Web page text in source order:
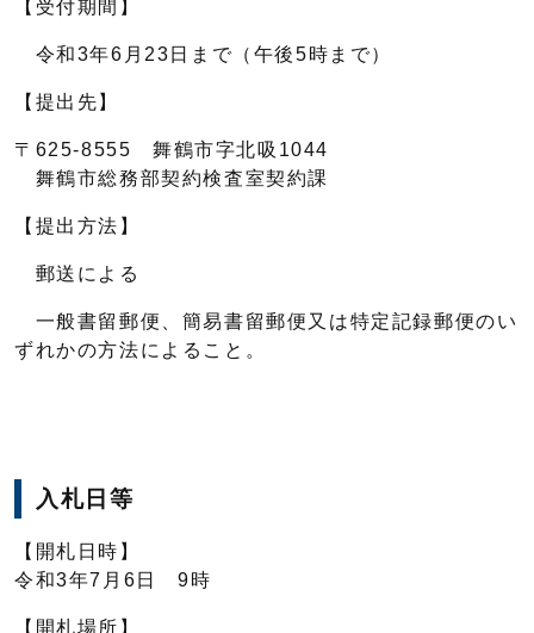
【受付期間】
令和3年6月23日まで（午後5時まで）
【提出先】
〒625-8555 舞鶴市字北吸1044
舞鶴市総務部契約検査室契約課
【提出方法】
郵送による
一般書留郵便、簡易書留郵便又は特定記録郵便のい
ずれかの方法によること。
入札日等
【開札日時】
令和3年7月6日 9時
【開札場所】